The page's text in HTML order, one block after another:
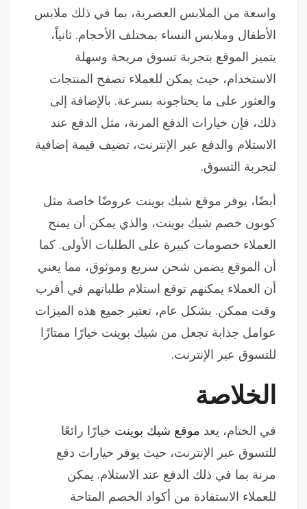
واسعة من الملابس العصرية، بما في ذلك ملابس
الأطفال وملابس النساء بمختلف الأحجام. ثانياً،
يتميز الموقع بتجربة تسوق مريحة وسهلة
الاستخدام، حيث يمكن للعملاء تصفح المنتجات
والعثور على ما يحتاجونه بسرعة. بالإضافة إلى
ذلك، فإن خيارات الدفع المرنة، مثل الدفع عند
الاستلام والدفع عبر الإنترنت، تضيف قيمة إضافية
لتجربة التسوق.
أيضًا، يوفر موقع شيك بوينت عروضًا خاصة مثل
كوبون خصم شيك بوينت، والذي يمكن أن يمنح
العملاء خصومات كبيرة على الطلبات الأولى. كما
أن الموقع يضمن شحن سريع وموثوق، مما يعني
أن العملاء يمكنهم توقع استلام طلباتهم في أقرب
وقت ممكن. بشكل عام، تعتبر جميع هذه الميزات
عوامل جذابة تجعل من شيك بوينت خيارًا ممتازًا
للتسوق عبر الإنترنت.
الخلاصة
في الختام، يعد موقع شيك بوينت خيارًا رائعًا
للتسوق عبر الإنترنت، حيث يوفر خيارات دفع
مرنة بما في ذلك الدفع عند الاستلام. يمكن
للعملاء الاستفادة من أكواد الخصم المتاحة